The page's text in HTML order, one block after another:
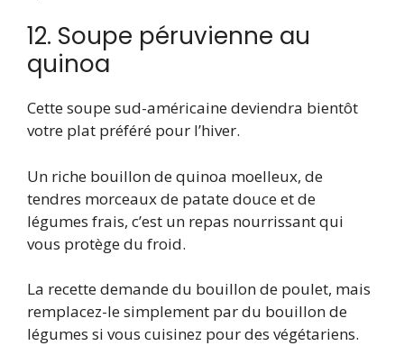
12. Soupe péruvienne au
quinoa
Cette soupe sud-américaine deviendra bientôt
votre plat préféré pour l’hiver.
Un riche bouillon de quinoa moelleux, de
tendres morceaux de patate douce et de
légumes frais, c’est un repas nourrissant qui
vous protège du froid.
La recette demande du bouillon de poulet, mais
remplacez-le simplement par du bouillon de
légumes si vous cuisinez pour des végétariens.